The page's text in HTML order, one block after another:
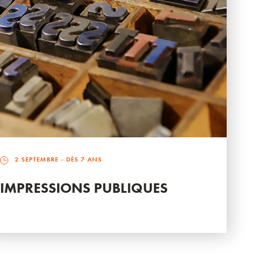
2 SEPTEMBRE - DÈS 7 ANS
IMPRESSIONS PUBLIQUES